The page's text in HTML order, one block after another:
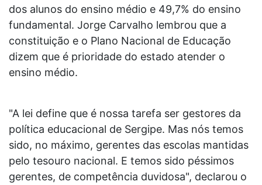
dos alunos do ensino médio e 49,7% do ensino
fundamental. Jorge Carvalho lembrou que a
constituição e o Plano Nacional de Educação
dizem que é prioridade do estado atender o
ensino médio.
"A lei define que é nossa tarefa ser gestores da
política educacional de Sergipe. Mas nós temos
sido, no máximo, gerentes das escolas mantidas
pelo tesouro nacional. E temos sido péssimos
gerentes, de competência duvidosa", declarou o